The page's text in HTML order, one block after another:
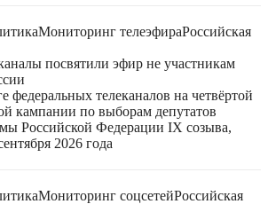
Мониторинг телеэфираРоссийская
посвятили эфир не участникам
федеральных телеканалов на четвёртой
кампании по выборам депутатов
Российской Федерации IX созыва,
2026 года
Мониторинг соцсетейРоссийская